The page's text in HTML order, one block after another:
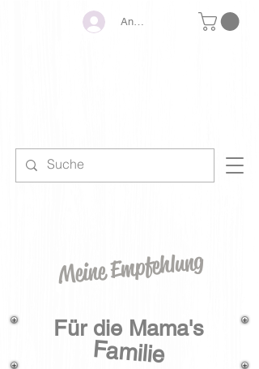
Anmelden
Meine Empfehlung
Für die Mama's
Familie